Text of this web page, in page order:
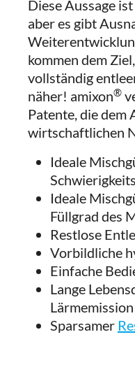
Diese Aussage
aber es gibt
kommen dem
vollständig
näher! amixon®
Patente, die dem
wirtschaftlichen
Ideale
Ideale
Füllgrad des
Restlose
Vorbildliche
Einfache
Lange
Lärmemission
Sparsamer